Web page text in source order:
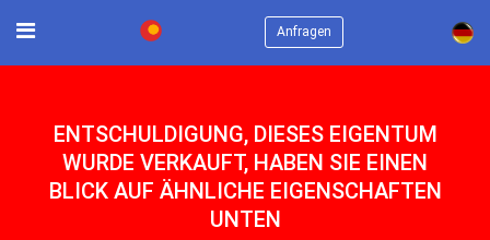
Anfragen ×
ENTSCHULDIGUNG, DIESES EIGENTUM
WURDE VERKAUFT, HABEN SIE EINEN
BLICK AUF ÄHNLICHE EIGENSCHAFTEN
UNTEN